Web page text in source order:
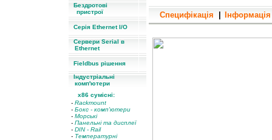
Бездротові
пристрої
Серія Ethernet I/O
Сервери Serial в
Ethernet
Fieldbus рішення
Індустріальні
комп'ютери
x86 сумісні:
- Rackmount
- Бокс - комп'ютери
- Морські
- Панельні та дисплеї
- DIN - Rail
- Температурні
Специфікація